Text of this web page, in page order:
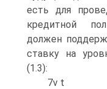
есть для
кредитной
должен
ставку на
(1.3):
7v t